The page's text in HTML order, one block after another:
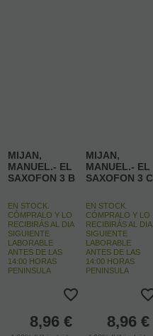
MIJAN,
MANUEL.- EL
SAXOFON 3 B
EN STOCK.
CÓMPRALO Y LO
RECIBIRÁS AL DIA
SIGUIENTE
LABORABLE
ANTES DE LAS
14:00 HORAS
PENINSULA
8,96 €
MIJAN,
MANUEL.- EL
SAXOFON 3 C
EN STOCK.
CÓMPRALO Y LO
RECIBIRÁS AL DIA
SIGUIENTE
LABORABLE
ANTES DE LAS
14:00 HORAS
PENINSULA
8,96 €